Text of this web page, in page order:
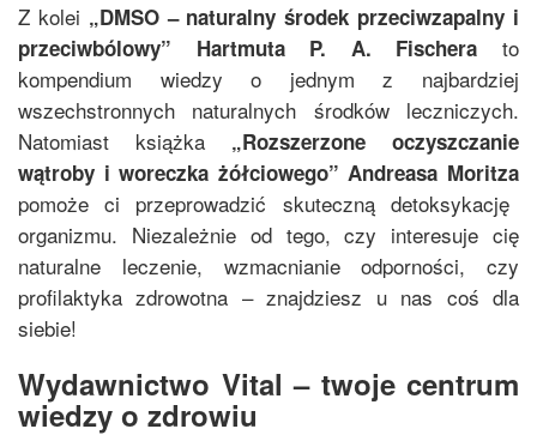
Z kolei „DMSO – naturalny środek przeciwzapalny i
przeciwbólowy” Hartmuta P. A. Fischera to
kompendium wiedzy o jednym z najbardziej
wszechstronnych naturalnych środków leczniczych.
Natomiast książka „Rozszerzone oczyszczanie
wątroby i woreczka żółciowego”Andreasa Moritza
pomoże ci przeprowadzić skuteczną detoksykację
organizmu. Niezależnie od tego, czy interesuje cię
naturalne leczenie, wzmacnianie odporności, czy
profilaktyka zdrowotna – znajdziesz u nas coś dla
siebie!
Wydawnictwo Vital – twoje centrum
wiedzy o zdrowiu